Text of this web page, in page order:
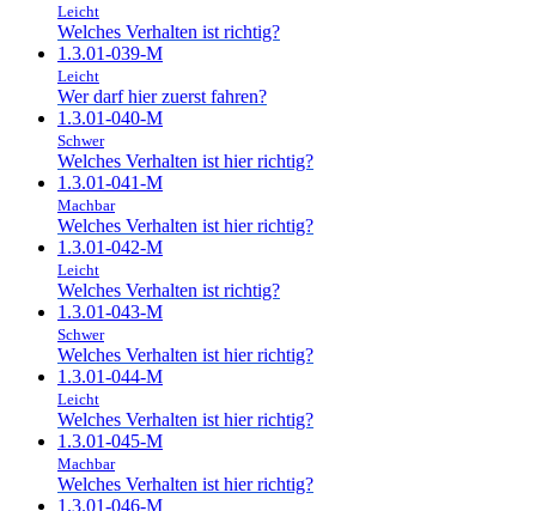
Leicht
Welches Verhalten ist richtig?
1.3.01-039-M
Leicht
Wer darf hier zuerst fahren?
1.3.01-040-M
Schwer
Welches Verhalten ist hier richtig?
1.3.01-041-M
Machbar
Welches Verhalten ist hier richtig?
1.3.01-042-M
Leicht
Welches Verhalten ist richtig?
1.3.01-043-M
Schwer
Welches Verhalten ist hier richtig?
1.3.01-044-M
Leicht
Welches Verhalten ist hier richtig?
1.3.01-045-M
Machbar
Welches Verhalten ist hier richtig?
1.3.01-046-M